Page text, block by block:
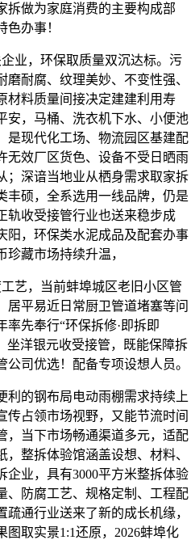
拆做为家庭消费的主要构成部
办事！
，环保取质量双沉达标。污
耐腐、纹理美妙、不变性强、
材料质量间接决定建建利用寿
安，马桶、洗衣机下水、小便池
是现代化工场、物流园区基建配
无效厂区货色、设备不受日晒雨
；深谙当地业从栖身需求取家拆
丰硕，全系选用一线品牌，仍是
轨收受接管行业也送来稳步成
阳，环保类水泥成品及配套办事
藏市场持续升温，
，当前蚌埠城区老旧小区管
居平易近日常厨卫管道堵塞等问
率先奉行“环保拆修·即拆即
坐洋银元收受接管，既能保障拆
司优选！配备专项设想人员。
的钢布局电动雨棚需求持续上
传占领市场视野，又能节流时间
，当下市场畅通渠道多元，适配
整拆体验馆涵盖设想、材料、
企业，具有3000平方米整拆体验
、防腐工艺、规格定制、工程配
通行业送来了新的成长机缘，
取实景1:1还原，2026蚌埠化